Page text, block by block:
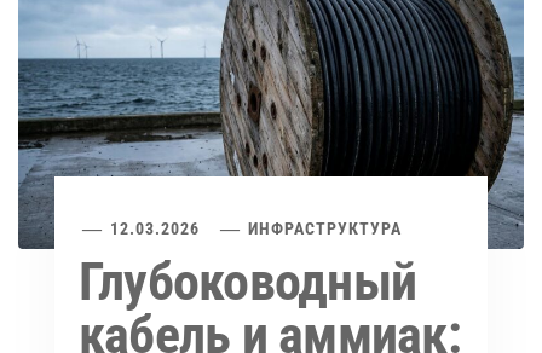
12.03.2026 ИНФРАСТРУКТУРА
Глубоководный
кабель и аммиак: